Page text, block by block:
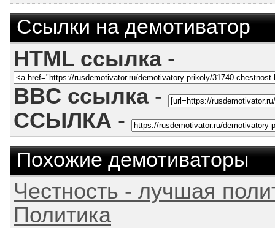
Ссылки на демотиватор
HTML ссылка-
BBC ссылка-
ССЫЛКА -
Похожие демотиваторы
Честность - лучшая
Политика